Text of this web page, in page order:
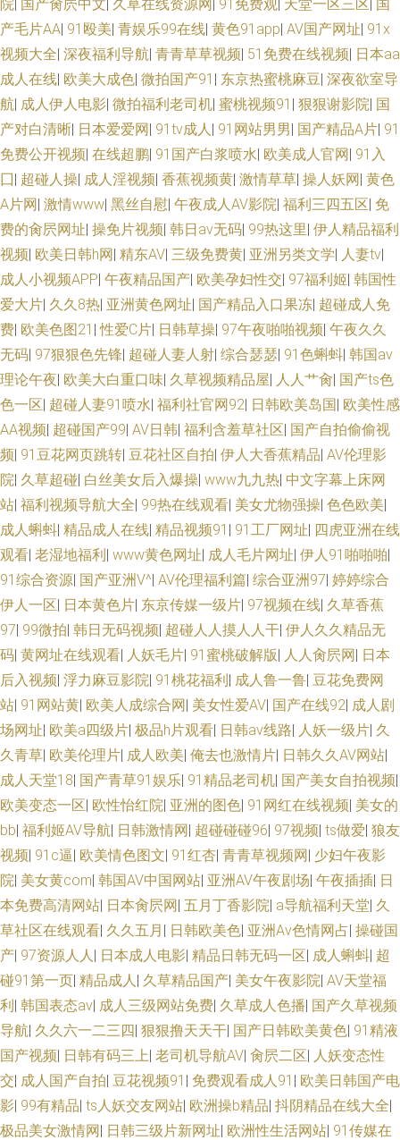
院| 国产肏屄中文| 久草在线资源网| 91免费观| 天堂一区三区| 国
产毛片AA| 91殴美| 青娱乐99在线| 黄色91app| AV国产网址| 91x
视频大全| 深夜福利导航| 青青草草视频| 51免费在线视频| 日本aa
成人在线| 欧美大成色| 微拍国产91 | 东京热蜜桃麻豆| 深夜欲室导
航| 成人伊人电影| 微拍福利老司机| 蜜桃视频91 | 狠狠谢影院| 国
产对白清晰| 日本爱爱网| 91tv成人| 91网站男男| 国产精品A片| 91
免费公开视频| 在线超鹏| 91国产白浆喷水| 欧美成人官网| 91入
囗| 超碰人操| 成人淫视频| 香蕉视频黄| 激情草草| 操人妖网| 黄色
A片网| 激情www| 黑丝自慰| 午夜成人AV影院| 福利三四五区| 免
费的肏屄网址| 操免片视频| 韩日av无码| 99热这里| 伊人精品福利
视频| 欧美日韩h网| 精东AV| 三级免费黄| 亚洲另类文学| 人妻tv|
成人小视频APP| 午夜精品国产| 欧美孕妇性交| 97福利姬| 韩国性
爱大片| 久久8热| 亚洲黄色网址| 国产精品入口果冻| 超碰成人免
费| 欧美色图21 |性爱C片| 日韩草操| 97午夜啪啪视频| 午夜久久
无码| 97狠狠色先锋| 超碰人妻人射| 综合瑟瑟| 91色蝌蚪| 韩国av
理论午夜| 欧美大白重口味| 久草视频精品屋| 人人艹肏| 国产ts色
色一区| 超碰人妻91喷水| 福利社官网92| 日韩欧美岛国| 欧美性感
AA视频| 超碰国产99| AV日韩| 福利含羞草社区| 国产自拍偷偷视
频| 91豆花网页跳转| 豆花社区自拍| 伊人大香蕉精品| AV伦理影
院| 久草超碰| 白丝美女后入爆操| www九九热| 中文字幕上床网
站| 福利视频导航大全| 99热在线观看| 美女尤物强操| 色色欧美|
成人蝌蚪| 精品成人在线| 精品视频91 | 91工厂网址| 四虎亚洲在线
观看| 老湿地福利| www黄色网址| 成人毛片网址| 伊人91啪啪啪|
91综合资源| 国产亚洲V^| AV伦理福利篇| 综合亚洲97| 婷婷综合
伊人一区| 日本黄色片| 东京传媒一级片| 97视频在线| 久草香蕉
97| 99微拍| 韩日无码视频| 超碰人人摸人人干| 伊人久久精品无
码| 黄网址在线观看| 人妖毛片| 91蜜桃破解版| 人人肏屄网| 日本
后入视频| 浮力麻豆影院| 91桃花福利| 成人鲁一鲁| 豆花免费网
站| 91网站黄| 欧美人成综合网| 美女性爱AV| 国产在线92| 成人剧
场网址| 欧美a四级片| 极品h片观看| 日韩av线路| 人妖一级片| 久
久青草| 欧美伦理片| 成人欧美| 俺去也激情片| 日韩久久AV网站|
成人天堂18| 国产青草91娱乐| 91精品老司机| 国产美女自拍视频|
欧美变态一区| 欧性怡红院| 亚洲的图色| 91网红在线视频| 美女的
bb| 福利姬AV导航| 日韩激情网| 超碰碰碰96| 97视频| ts做爱| 狼友
视频| 91c逼| 欧美情色图文| 91红杏| 青青草视频网| 少妇午夜影
院| 美女黄com| 韩国AV中国网站| 亚洲AV午夜剧场| 午夜插插| 日
本免费高清网站| 日本肏屄网| 五月丁香影院| a导航福利天堂| 久
草社区在线观看| 久久五月 | 日韩欧美色| 亚洲Av色情网占| 操碰国
产| 97资源人人| 日本成人电影| 精品日韩无码一区| 成人蝌蚪| 超
碰91第一页| 精品成人| 久草精品国产| 美女午夜影院| AV天堂福
利| 韩国表态av| 成人三级网站免费| 久草成人色播| 国产久草视频
导航| 久久六一二三四| 狠狠撸天天干| 国产日韩欧美黄色| 91精液
国产视频| 日韩有码三上| 老司机导航AV| 肏屄二区| 人妖变态性
交| 成人国产自拍| 豆花视频91 | 免费观看成人91 | 欧美日韩国产电
影| 99有精品| ts人妖交友网站| 欧洲操b精品| 抖阴精品在线大全|
极品美女激情网| 日韩三级片新网址| 欧洲性生活网站| 91传媒在